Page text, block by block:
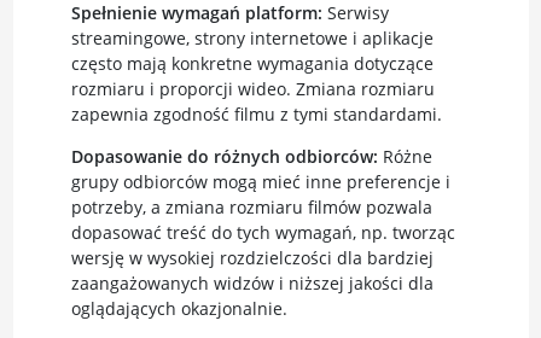
Spełnienie wymagań platform: Serwisy
streamingowe, strony internetowe i aplikacje
często mają konkretne wymagania dotyczące
rozmiaru i proporcji wideo. Zmiana rozmiaru
zapewnia zgodność filmu z tymi standardami.
Dopasowanie do różnych odbiorców: Różne
grupy odbiorców mogą mieć inne preferencje i
potrzeby, a zmiana rozmiaru filmów pozwala
dopasować treść do tych wymagań, np. tworząc
wersję w wysokiej rozdzielczości dla bardziej
zaangażowanych widzów i niższej jakości dla
oglądających okazjonalnie.